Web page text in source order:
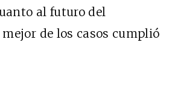
al futuro del
mejor de los casos cumplió